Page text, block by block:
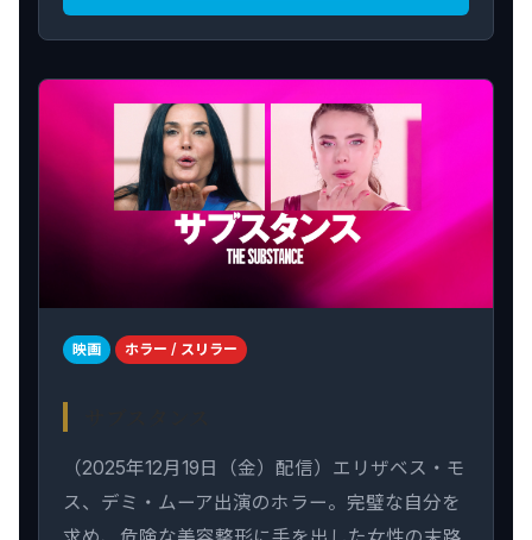
映画 ホラー / スリラー
（2025年12月19日（金）配信）エリザベス・モ
ス、デミ・ムーア出演のホラー。完璧な自分を